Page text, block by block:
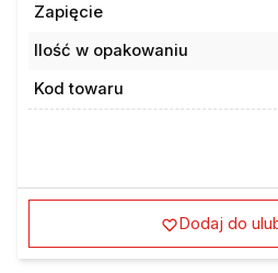
Zapięcie
Ilość w opakowaniu
Kod towaru
Dodaj do